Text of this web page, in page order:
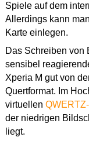
Spiele auf dem
Allerdings kann
Karte einlegen.
Das Schreiben von
sensibel
Xperia M gut von
Quertformat. Im
virtuellen
der niedrigen
liegt.